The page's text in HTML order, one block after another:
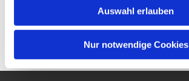
Auswahl erlauben
Nur notwendige Cookies
Komm’ vorbei, wir freuen uns auf Dich!